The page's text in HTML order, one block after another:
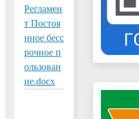
Регламен
т Постоя
нное бесс
рочное п
ользован
ие.docx